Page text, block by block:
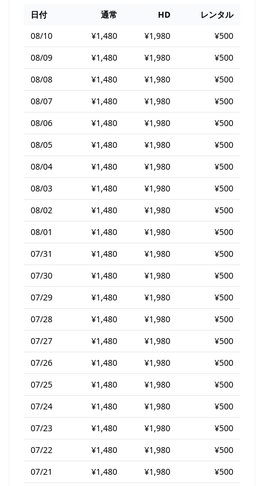
日付 通常 HD
レンタル
08/10
¥1,480 ¥1,980
¥500
08/09
¥1,480 ¥1,980
¥500
08/08
¥1,480 ¥1,980
¥500
08/07
¥1,480 ¥1,980
¥500
08/06
¥1,480 ¥1,980
¥500
08/05
¥1,480 ¥1,980
¥500
08/04
¥1,480 ¥1,980
¥500
08/03
¥1,480 ¥1,980
¥500
08/02
¥1,480 ¥1,980
¥500
08/01
¥1,480 ¥1,980
¥500
07/31
¥1,480 ¥1,980
¥500
07/30
¥1,480 ¥1,980
¥500
07/29
¥1,480 ¥1,980
¥500
07/28
¥1,480 ¥1,980
¥500
07/27
¥1,480 ¥1,980
¥500
07/26
¥1,480 ¥1,980
¥500
07/25
¥1,480 ¥1,980
¥500
07/24
¥1,480 ¥1,980
¥500
07/23
¥1,480 ¥1,980
¥500
07/22
¥1,480 ¥1,980
¥500
07/21
¥1,480 ¥1,980
¥500